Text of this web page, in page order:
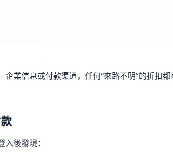
業信息或付款渠道，任何“來路不明”的折扣都
後發現：